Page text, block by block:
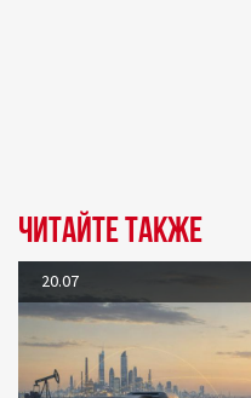
Читайте также
20.07